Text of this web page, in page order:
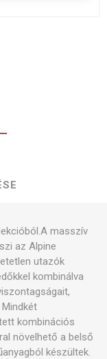
masszív
az Alpine
utazók
kombinálva
kombinációs
növelhető a belső
készültek.